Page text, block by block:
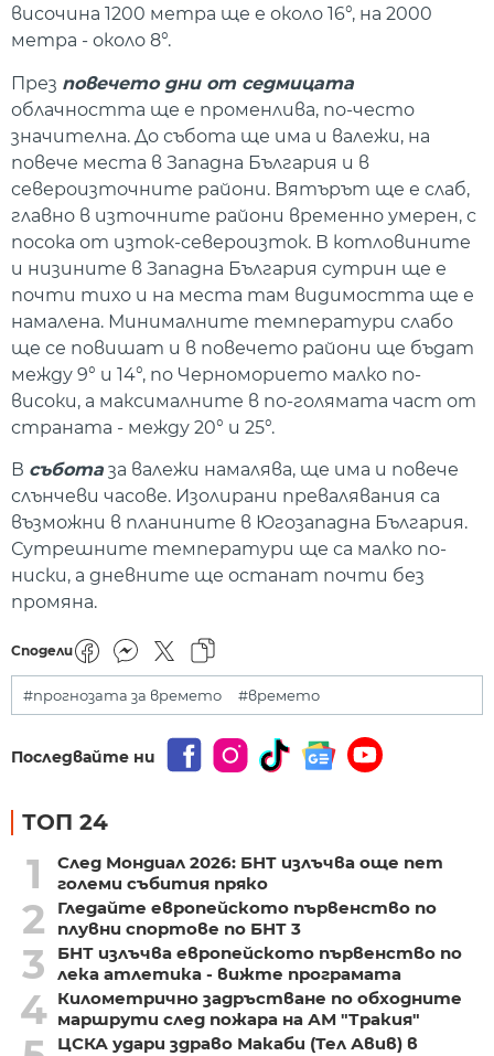
височина 1200 метра ще е около 16°, на 2000
метра - около 8°.
През повечето дни от седмицата
облачността ще е променлива, по-често
значителна. До събота ще има и валежи, на
повече места в Западна България и в
североизточните райони. Вятърът ще е слаб,
главно в източните райони временно умерен, с
посока от изток-североизток. В котловините
и низините в Западна България сутрин ще е
почти тихо и на места там видимостта ще е
намалена. Минималните температури слабо
ще се повишат и в повечето райони ще бъдат
между 9° и 14°, по Черноморието малко по-
високи, а максималните в по-голямата част от
страната - между 20° и 25°.
В събота за валежи намалява, ще има и повече
слънчеви часове. Изолирани превалявания са
възможни в планините в Югозападна България.
Сутрешните температури ще са малко по-
ниски, а дневните ще останат почти без
промяна.
Сподели
#прогнозата за времето #времето
Последвайте ни
ТОП 24
1
След Мондиал 2026: БНТ излъчва още пет
големи събития пряко
2
Гледайте европейското първенство по
плувни спортове по БНТ 3
3
БНТ излъчва европейското първенство по
лека атлетика - вижте програмата
4 Километрично задръстване по обходните
маршрути след пожара на АМ "Тракия"
ЦСКА удари здраво Макаби (Тел Авив) в